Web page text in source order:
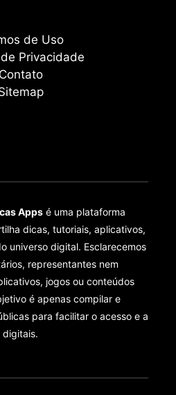
de Uso
Privacidade
Contato
Apps é uma plataforma
dicas, tutoriais, aplicativos,
universo digital. Esclarecemos
representantes nem
jogos ou conteúdos
é apenas compilar e
para facilitar o acesso e a
digitais.